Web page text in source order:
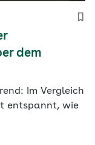
dem
Im Vergleich
entspannt, wie